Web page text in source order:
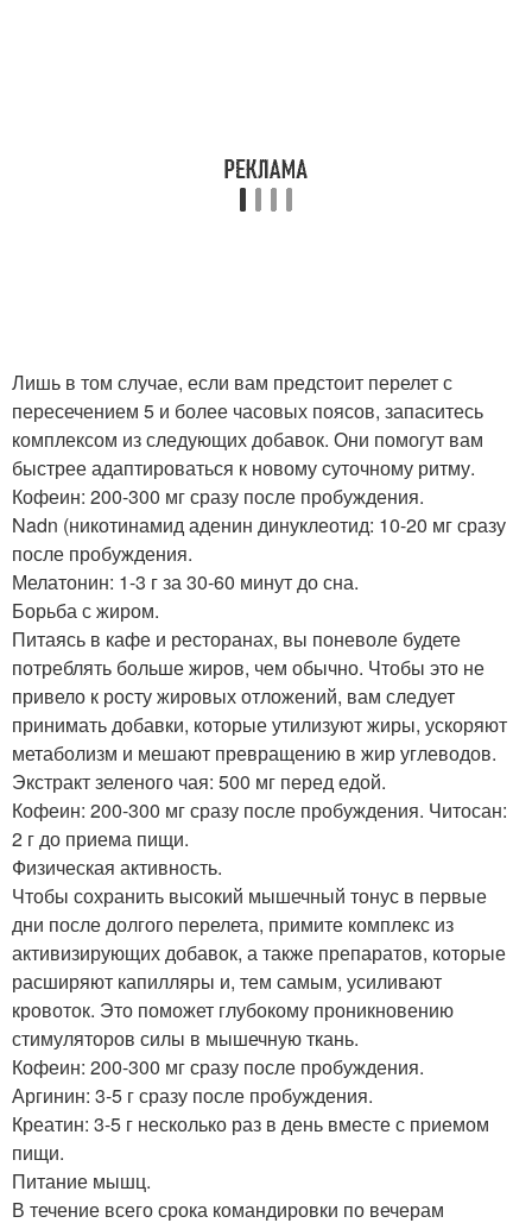
Лишь в том случае, если вам предстоит перелет с
пересечением 5 и более часовых поясов, запаситесь
комплексом из следующих добавок. Они помогут вам
быстрее адаптироваться к новому суточному ритму.
Кофеин: 200-300 мг сразу после пробуждения.
Nadn (никотинамид аденин динуклеотид: 10-20 мг сразу
после пробуждения.
Мелатонин: 1-3 г за 30-60 минут до сна.
Борьба с жиром.
Питаясь в кафе и ресторанах, вы поневоле будете
потреблять больше жиров, чем обычно. Чтобы это не
привело к росту жировых отложений, вам следует
принимать добавки, которые утилизуют жиры, ускоряют
метаболизм и мешают превращению в жир углеводов.
Экстракт зеленого чая: 500 мг перед едой.
Кофеин: 200-300 мг сразу после пробуждения. Читосан:
2 г до приема пищи.
Физическая активность.
Чтобы сохранить высокий мышечный тонус в первые
дни после долгого перелета, примите комплекс из
активизирующих добавок, а также препаратов, которые
расширяют капилляры и, тем самым, усиливают
кровоток. Это поможет глубокому проникновению
стимуляторов силы в мышечную ткань.
Кофеин: 200-300 мг сразу после пробуждения.
Аргинин: 3-5 г сразу после пробуждения.
Креатин: 3-5 г несколько раз в день вместе с приемом
пищи.
Питание мышц.
В течение всего срока командировки по вечерам